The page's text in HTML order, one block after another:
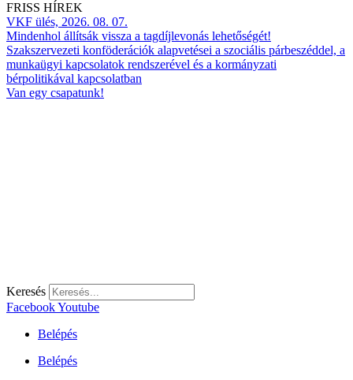
FRISS HÍREK
VKF ülés, 2026. 08. 07.
Mindenhol állítsák vissza a tagdíjlevonás lehetőségét!
Szakszervezeti konföderációk alapvetései a szociális párbeszéddel, a
munkaügyi kapcsolatok rendszerével és a kormányzati
bérpolitikával kapcsolatban
Van egy csapatunk!
Keresés
FacebookYoutube
Belépés
Belépés